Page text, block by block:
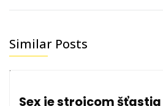
Similar Posts
Sex je strojcom šťastia